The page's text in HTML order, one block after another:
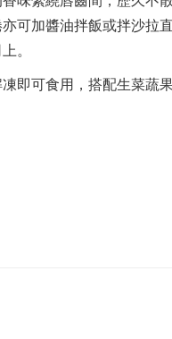
亦可加醬油拌飯或拌沙拉
。
即可食用，搭配生菜蔬